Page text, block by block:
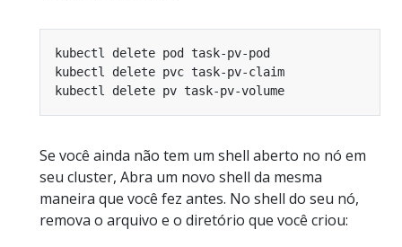
Se você ainda não tem um shell aberto no nó em
seu cluster, Abra um novo shell da mesma
maneira que você fez antes. No shell do seu nó,
remova o arquivo e o diretório que você criou: